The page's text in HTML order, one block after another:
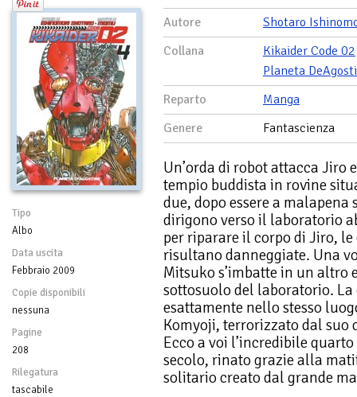
Tipo
Albo
Data uscita
Febbraio 2009
Copie disponibili
nessuna
Pagine
208
Rilegatura
tascabile
Autore
Shotaro
Collana
Kikaider Code 02
Planeta
Reparto
Manga
Genere
Fantascienza
Un’orda di robot attacca Jiro
tempio buddista in rovine
due, dopo essere a
dirigono verso il laboratorio
per riparare il corpo di Jiro,
risultano danneggiate. Una
Mitsuko s’imbatte in un altro
sottosuolo del laboratorio.
esattamente nello stesso
Komyoji, terrorizzato dal suo
Ecco a voi l’incredibile
secolo, rinato grazie alla
solitario creato dal grande